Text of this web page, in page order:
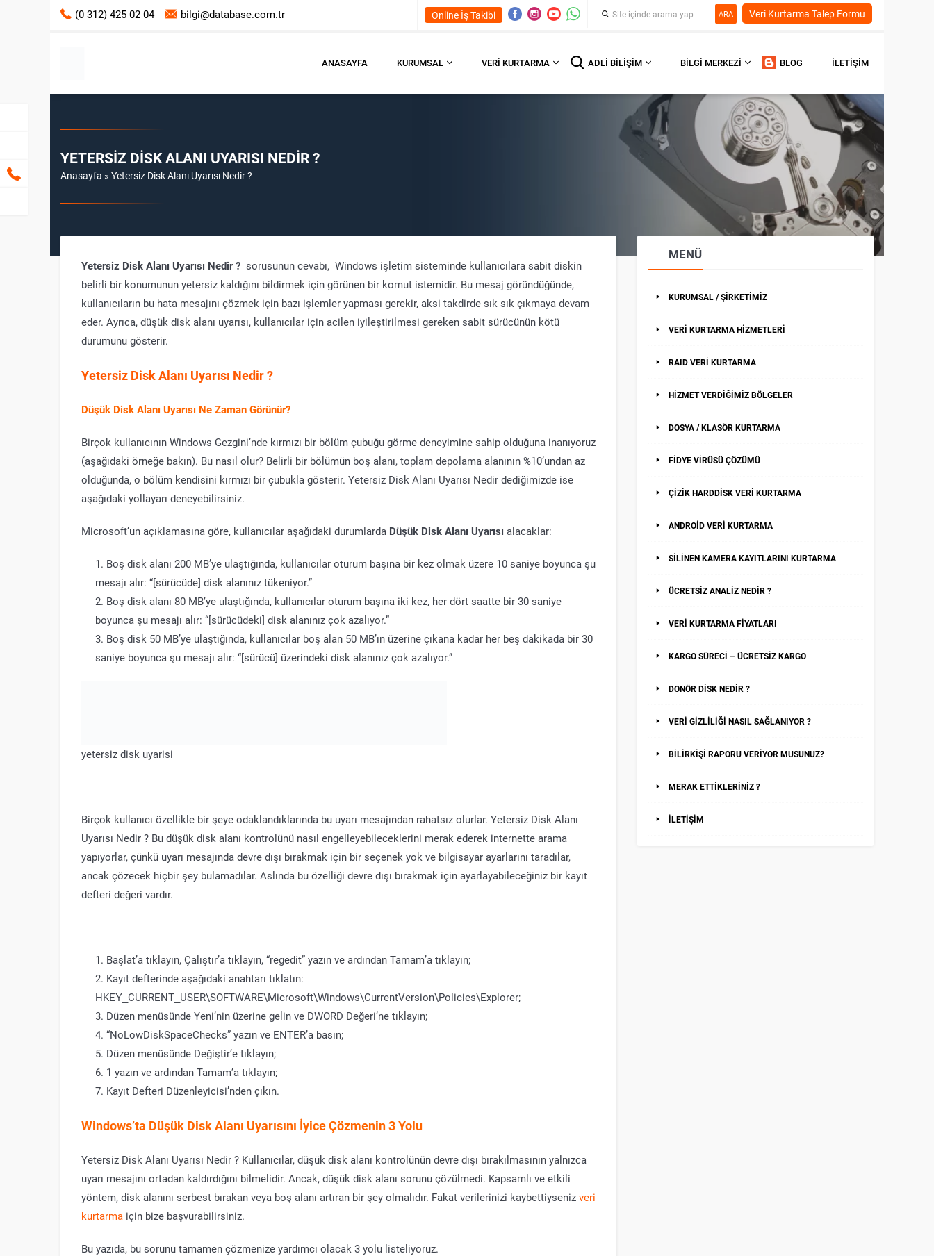
(0 312) 425 02 04 bilgi@database.com.tr Online İş Takibi Veri Kurtarma Talep Formu
ARA
ANASAYFA KURUMSAL VERI KURTARMA ADLI BILIŞIM BILGI MERKEZI BLOG İLETIŞIM
YETERSIZ DISK ALANI UYARISI NEDIR ?
Anasayfa » Yetersiz Disk Alanı Uyarısı Nedir ?
Yetersiz Disk Alanı Uyarısı Nedir ? sorusunun cevabı, Windows işletim sisteminde kullanıcılara sabit diskin
belirli bir konumunun yetersiz kaldığını bildirmek için görünen bir komut istemidir. Bu mesaj göründüğünde,
kullanıcıların bu hata mesajını çözmek için bazı işlemler yapması gerekir, aksi takdirde sık sık çıkmaya devam
eder. Ayrıca, düşük disk alanı uyarısı, kullanıcılar için acilen iyileştirilmesi gereken sabit sürücünün kötü
durumunu gösterir.
Yetersiz Disk Alanı Uyarısı Nedir ?
Düşük Disk Alanı Uyarısı Ne Zaman Görünür?
Birçok kullanıcının Windows Gezgini’nde kırmızı bir bölüm çubuğu görme deneyimine sahip olduğuna inanıyoruz
(aşağıdaki örneğe bakın). Bu nasıl olur? Belirli bir bölümün boş alanı, toplam depolama alanının %10’undan az
olduğunda, o bölüm kendisini kırmızı bir çubukla gösterir. Yetersiz Disk Alanı Uyarısı Nedir dediğimizde ise
aşağıdaki yollayarı deneyebilirsiniz.
Microsoft’un açıklamasına göre, kullanıcılar aşağıdaki durumlarda Düşük Disk Alanı Uyarısı alacaklar:
Boş disk alanı 200 MB’ye ulaştığında, kullanıcılar oturum başına bir kez olmak üzere 10 saniye boyunca şu
mesajı alır: “[sürücüde] disk alanınız tükeniyor.”
Boş disk alanı 80 MB’ye ulaştığında, kullanıcılar oturum başına iki kez, her dört saatte bir 30 saniye
boyunca şu mesajı alır: “[sürücüdeki] disk alanınız çok azalıyor.”
Boş disk 50 MB’ye ulaştığında, kullanıcılar boş alan 50 MB’ın üzerine çıkana kadar her beş dakikada bir 30
saniye boyunca şu mesajı alır: “[sürücü] üzerindeki disk alanınız çok azalıyor.”
yetersiz disk uyarisi
Birçok kullanıcı özellikle bir şeye odaklandıklarında bu uyarı mesajından rahatsız olurlar. Yetersiz Disk Alanı
Uyarısı Nedir ? Bu düşük disk alanı kontrolünü nasıl engelleyebileceklerini merak ederek internette arama
yapıyorlar, çünkü uyarı mesajında ​​devre dışı bırakmak için bir seçenek yok ve bilgisayar ayarlarını taradılar,
ancak çözecek hiçbir şey bulamadılar. Aslında bu özelliği devre dışı bırakmak için ayarlayabileceğiniz bir kayıt
defteri değeri vardır.
Başlat’a tıklayın, Çalıştır’a tıklayın, “regedit” yazın ve ardından Tamam’a tıklayın;
Kayıt defterinde aşağıdaki anahtarı tıklatın:
HKEY_CURRENT_USER\SOFTWARE\Microsoft\Windows\CurrentVersion\Policies\Explorer;
Düzen menüsünde Yeni’nin üzerine gelin ve DWORD Değeri’ne tıklayın;
“NoLowDiskSpaceChecks” yazın ve ENTER’a basın;
Düzen menüsünde Değiştir’e tıklayın;
1 yazın ve ardından Tamam’a tıklayın;
Kayıt Defteri Düzenleyicisi’nden çıkın.
Windows’ta Düşük Disk Alanı Uyarısını İyice Çözmenin 3 Yolu
Yetersiz Disk Alanı Uyarısı Nedir ? Kullanıcılar, düşük disk alanı kontrolünün devre dışı bırakılmasının yalnızca
uyarı mesajını ortadan kaldırdığını bilmelidir. Ancak, düşük disk alanı sorunu çözülmedi. Kapsamlı ve etkili
yöntem, disk alanını serbest bırakan veya boş alanı artıran bir şey olmalıdır. Fakat verilerinizi kaybettiyseniz veri
kurtarma için bize başvurabilirsiniz.
Bu yazıda, bu sorunu tamamen çözmenize yardımcı olacak 3 yolu listeliyoruz.
MENÜ
KURUMSAL / ŞİRKETİMİZ
VERİ KURTARMA HİZMETLERİ
RAID VERİ KURTARMA
HİZMET VERDİĞİMİZ BÖLGELER
DOSYA / KLASÖR KURTARMA
FİDYE VİRÜSÜ ÇÖZÜMÜ
ÇİZİK HARDDİSK VERİ KURTARMA
ANDROİD VERİ KURTARMA
SİLİNEN KAMERA KAYITLARINI KURTARMA
ÜCRETSİZ ANALİZ NEDİR ?
VERİ KURTARMA FİYATLARI
KARGO SÜRECİ – ÜCRETSİZ KARGO
DONÖR DİSK NEDİR ?
VERİ GİZLİLİĞİ NASIL SAĞLANIYOR ?
BİLİRKİŞİ RAPORU VERİYOR MUSUNUZ?
MERAK ETTİKLERİNİZ ?
İLETİŞİM